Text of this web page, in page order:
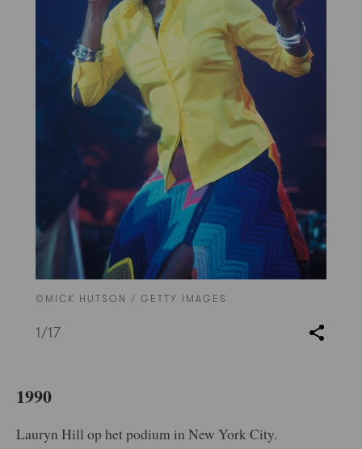
©MICK HUTSON / GETTY IMAGES
1 /17
1990
Lauryn Hill op het podium in New York City.